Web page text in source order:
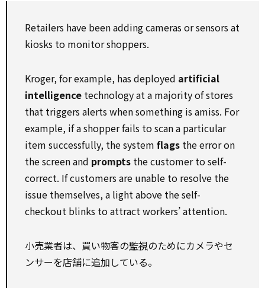
Retailers have been adding cameras or sensors at
kiosks to monitor shoppers.
Kroger, for example, has deployed artificial
intelligence technology at a majority of stores
that triggers alerts when something is amiss. For
example, if a shopper fails to scan a particular
item successfully, the system flags the error on
the screen and prompts the customer to self-
correct. If customers are unable to resolve the
issue themselves, a light above the self-
checkout blinks to attract workers’ attention.
小売業者は、買い物客の監視のためにカメラやセ
ンサーを店舗に追加している。